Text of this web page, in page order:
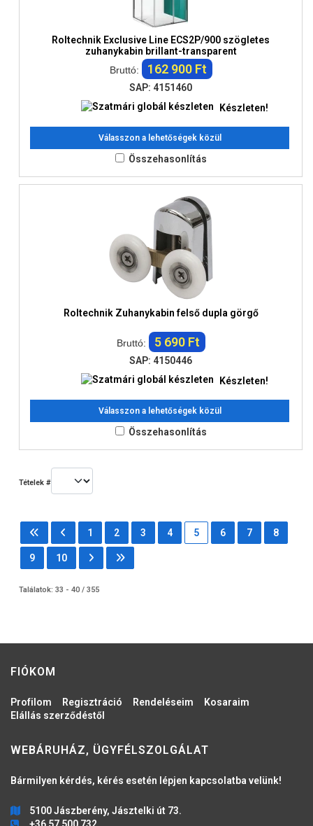
Roltechnik Exclusive Line ECS2P/900 szögletes
zuhanykabin brillant-transparent
Bruttó:
162 900 Ft
SAP: 4151460
Készleten!
Válasszon a lehetőségek közül
Összehasonlítás
Roltechnik Zuhanykabin felső dupla görgő
Bruttó: 5 690 Ft
SAP: 4150446
Készleten!
Válasszon a lehetőségek közül
Összehasonlítás
Tételek #
1 2 3 4 5 6 7 8
9 10
Találatok: 33 - 40 / 355
FIÓKOM
Profilom Regisztráció Rendeléseim
Kosaraim
Elállás szerződéstől
WEBÁRUHÁZ, ÜGYFÉLSZOLGÁLAT
Bármilyen kérdés, kérés esetén lépjen kapcsolatba velünk!
5100 Jászberény, Jásztelki út 73.